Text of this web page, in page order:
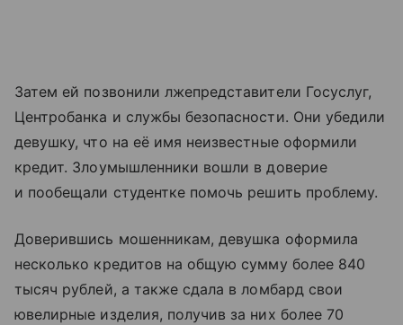
Затем ей позвонили лжепредставители Госуслуг,
Центробанка и службы безопасности. Они убедили
девушку, что на её имя неизвестные оформили
кредит. Злоумышленники вошли в доверие
и пообещали студентке помочь решить проблему.
Доверившись мошенникам, девушка оформила
несколько кредитов на общую сумму более 840
тысяч рублей, а также сдала в ломбард свои
ювелирные изделия, получив за них более 70